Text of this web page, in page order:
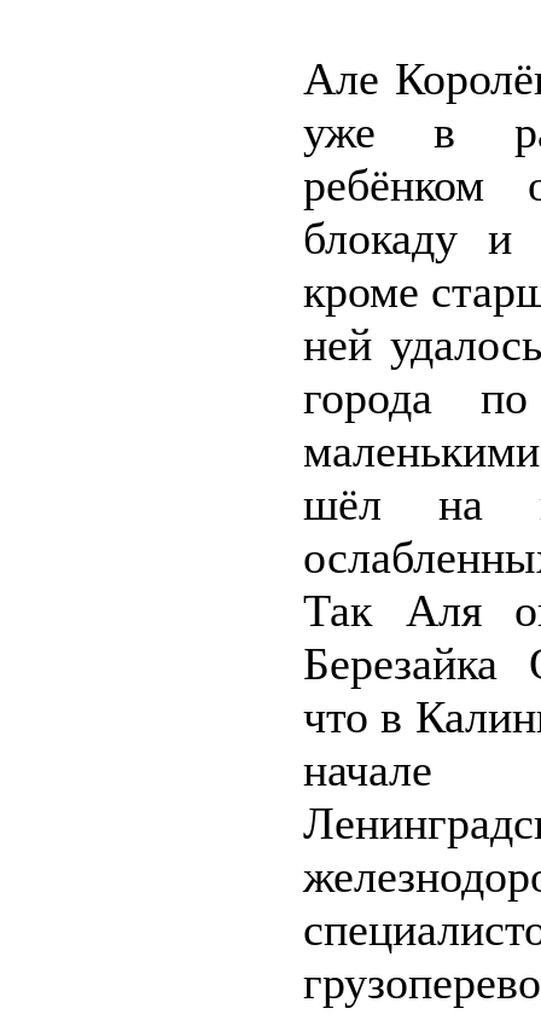
Але
уже в
ребёнком
блокаду и
кроме
ней
города
шёл на
Так Аля
Березайка
что в
начале